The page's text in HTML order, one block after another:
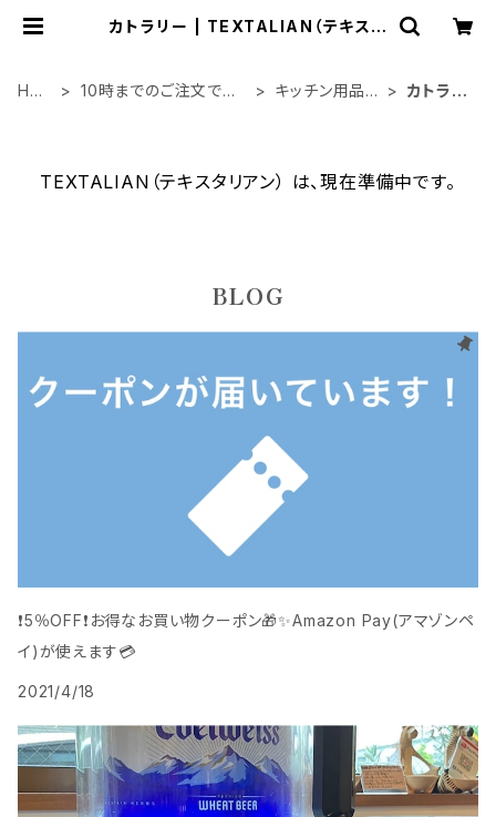
カトラリー | TEXTALIAN（テキスタ
HO
10時までのご注文で当
キッチン用品・
カトラリ
TEXTALIAN（テキスタリアン） は、現在準備中です。
BLOG
❗️5％OFF❗️お得なお買い物クーポン🎁️✨Amazon Pay(アマゾンペ
イ)が使えます💳
2021/4/18